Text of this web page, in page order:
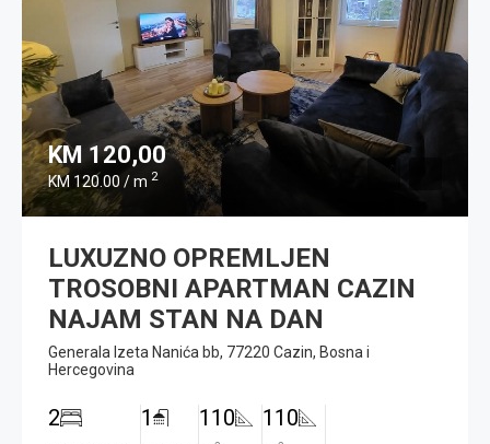
KM 120,00
KM 120.00 / m 2
LUXUZNO OPREMLJEN
TROSOBNI APARTMAN CAZIN
NAJAM STAN NA DAN
Generala Izeta Nanića bb, 77220 Cazin, Bosna i
Hercegovina
2 1 110 110